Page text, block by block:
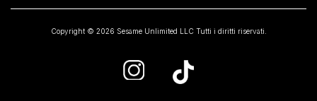
Copyright © 2026 Sesame Unlimited LLC Tutti i diritti riservati.